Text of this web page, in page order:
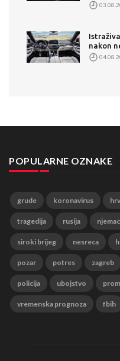
nakon
POPULARNE OZNAKE
grude koronavirus
tragedija rusija
siroki brijeg nesreca
pozar potres zagreb
policija ubojstvo
vremenska prognoza fbih